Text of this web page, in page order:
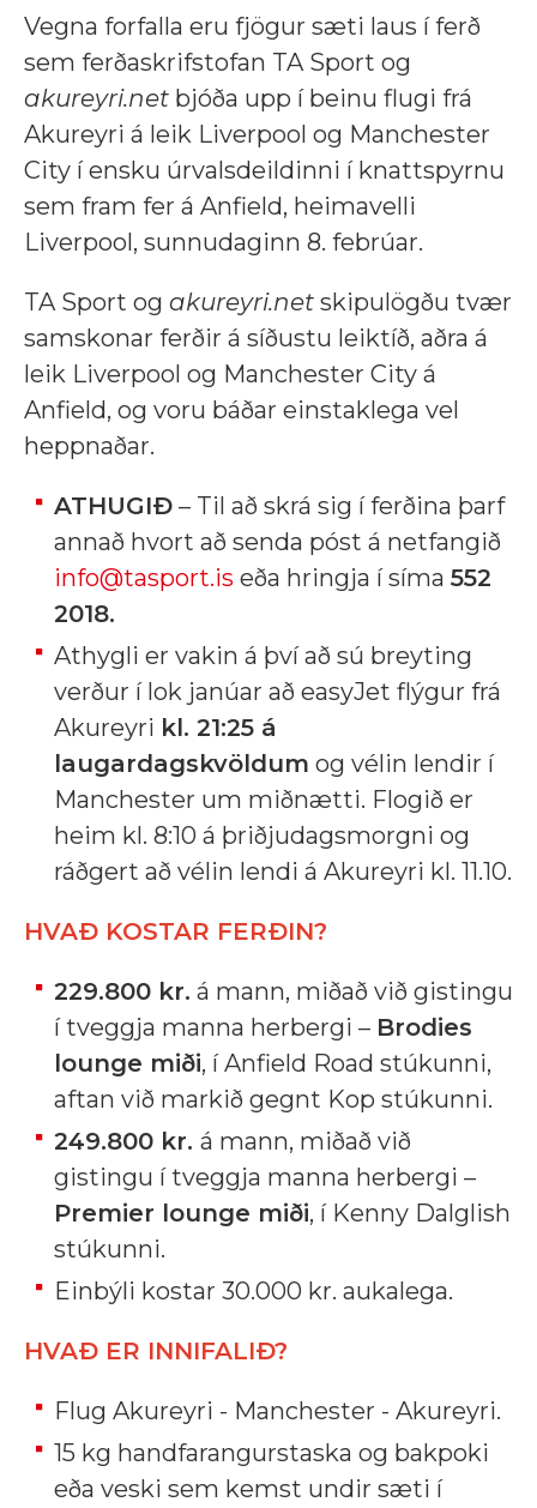
Vegna forfalla eru fjögur sæti laus í ferð
sem ferðaskrifstofan TA Sport og
akureyri.net bjóða upp í beinu flugi frá
Akureyri á leik Liverpool og Manchester
City í ensku úrvalsdeildinni í knattspyrnu
sem fram fer á Anfield, heimavelli
Liverpool, sunnudaginn 8. febrúar.
TA Sport og akureyri.net skipulögðu tvær
samskonar ferðir á síðustu leiktíð, aðra á
leik Liverpool og Manchester City á
Anfield, og voru báðar einstaklega vel
heppnaðar.
ATHUGIÐ – Til að skrá sig í ferðina þarf
annað hvort að senda póst á netfangið
info@tasport.is eða hringja í síma 552
2018.
Athygli er vakin á því að sú breyting
verður í lok janúar að easyJet flýgur frá
Akureyri kl. 21:25 á
laugardagskvöldum og vélin lendir í
Manchester um miðnætti. Flogið er
heim kl. 8:10 á þriðjudagsmorgni og
ráðgert að vélin lendi á Akureyri kl. 11.10.
HVAÐ KOSTAR FERÐIN?
229.800 kr. á mann, miðað við gistingu
í tveggja manna herbergi – Brodies
lounge miði, í Anfield Road stúkunni,
aftan við markið gegnt Kop stúkunni.
249.800 kr. á mann, miðað við
gistingu í tveggja manna herbergi –
Premier lounge miði, í Kenny Dalglish
stúkunni.
Einbýli kostar 30.000 kr. aukalega.
HVAÐ ER INNIFALIÐ?
Flug Akureyri - Manchester - Akureyri.
15 kg handfarangurstaska og bakpoki
eða veski sem kemst undir sæti í